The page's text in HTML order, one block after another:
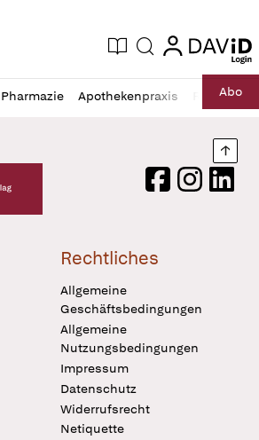
Zeitung
Aktuelle Ausgabe
Suche login
login
Pharmazie Apothekenpraxis RechtAbo
Verlag Logo
FacebookInstagram
Rechtliches
Allgemeine
Geschäftsbedingungen
Allgemeine
Nutzungsbedingungen
Impressum
Datenschutz
Widerrufsrecht
Netiquette